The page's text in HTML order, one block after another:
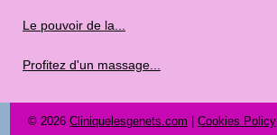
Le pouvoir de la...
Profitez d'un massage...
© 2026 Cliniquelesgenets.com Cookies Policy